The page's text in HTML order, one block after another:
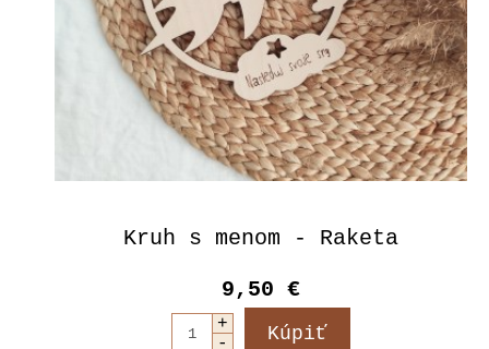
Kruh s menom - Raketa
9,50 €